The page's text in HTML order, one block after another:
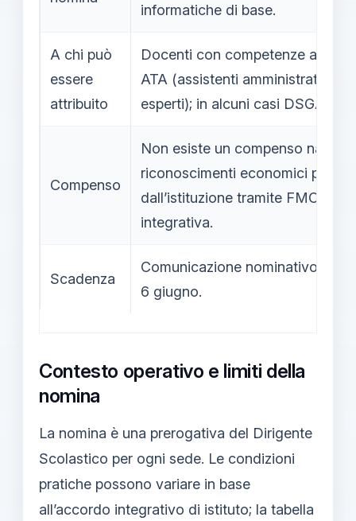
informatiche di base.
A chi può
essere
attribuito
Docenti con competenze
ATA (assistenti amministrativi o
esperti); in alcuni casi DSGA.
Compenso
Non esiste un compenso
riconoscimenti economici
dall’istituzione tramite FMOF o
integrativa.
Scadenza
Comunicazione nominativo per
6 giugno.
Contesto operativo e limiti della
nomina
La nomina è una prerogativa del Dirigente
Scolastico per ogni sede. Le condizioni
pratiche possono variare in base
all’accordo integrativo di istituto; la tabella